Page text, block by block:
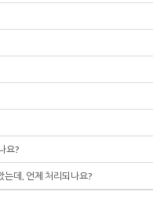
요?
는데, 언제 처리되나요?